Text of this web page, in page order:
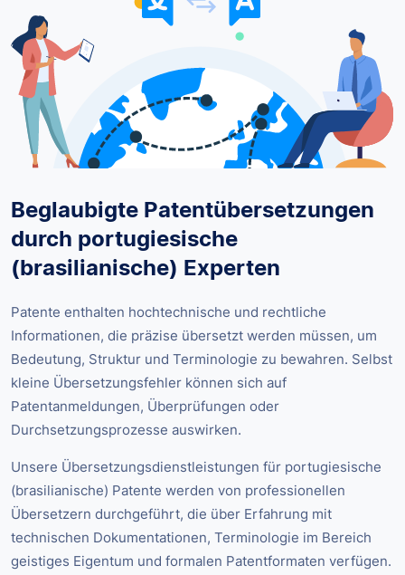
Beglaubigte Patentübersetzungen
durch portugiesische
(brasilianische) Experten
Patente enthalten hochtechnische und rechtliche
Informationen, die präzise übersetzt werden müssen, um
Bedeutung, Struktur und Terminologie zu bewahren. Selbst
kleine Übersetzungsfehler können sich auf
Patentanmeldungen, Überprüfungen oder
Durchsetzungsprozesse auswirken.
Unsere Übersetzungsdienstleistungen für portugiesische
(brasilianische) Patente werden von professionellen
Übersetzern durchgeführt, die über Erfahrung mit
technischen Dokumentationen, Terminologie im Bereich
geistiges Eigentum und formalen Patentformaten verfügen.